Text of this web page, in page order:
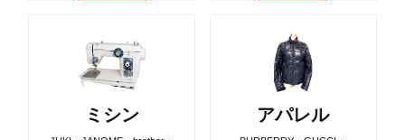
ミシン アパレル